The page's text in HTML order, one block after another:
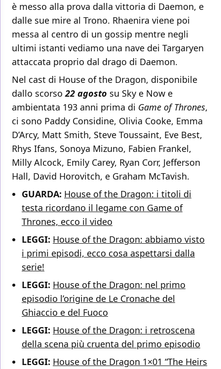
è messo alla prova dalla vittoria di Daemon, e
dalle sue mire al Trono. Rhaenira viene poi
messa al centro di un gossip mentre negli
ultimi istanti vediamo una nave dei Targaryen
attaccata proprio dal drago di Daemon.
Nel cast di House of the Dragon, disponibile
dallo scorso22 agosto su Sky e Now e
ambientata 193 anni prima di Game of Thrones,
ci sono Paddy Considine, Olivia Cooke, Emma
D’Arcy, Matt Smith, Steve Toussaint, Eve Best,
Rhys Ifans, Sonoya Mizuno, Fabien Frankel,
Milly Alcock, Emily Carey, Ryan Corr, Jefferson
Hall, David Horovitch, e Graham McTavish.
GUARDA: House of the Dragon: i titoli di
testa ricordano il legame con Game of
Thrones, ecco il video
LEGGI: House of the Dragon: abbiamo visto
i primi episodi, ecco cosa aspettarsi dalla
serie!
LEGGI: House of the Dragon: nel primo
episodio l’origine de Le Cronache del
Ghiaccio e del Fuoco
LEGGI: House of the Dragon: i retroscena
della scena più cruenta del primo episodio
LEGGI: House of the Dragon 1×01 “The Heirs